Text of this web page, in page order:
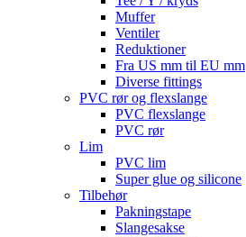
Muffer
Ventiler
Reduktioner
Fra US mm til EU mm
Diverse fittings
PVC rør og flexslange
PVC flexslange
PVC rør
Lim
PVC lim
Super glue og silicone
Tilbehør
Pakningstape
Slangesakse